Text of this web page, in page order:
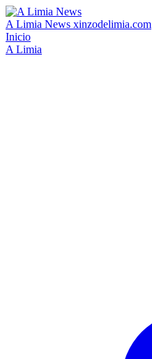
A Limia News xinzodelimia.com
Inicio
A Limia